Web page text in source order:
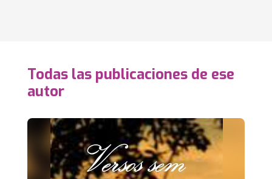
Todas las publicaciones de ese
autor